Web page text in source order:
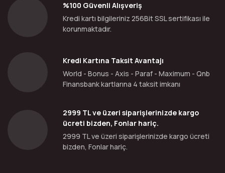
%100 Güvenli Alışveriş
Kredi kartı bilgileriniz 256Bit SSL sertifikası ile
korunmaktadır.
Kredi Kartına Taksit Avantajı
World - Bonus - Axis - Paraf - Maximum - Qnb
Finansbank kartlarına 4 taksit imkanı
2999 TL ve üzeri siparişlerinizde kargo
ücreti bizden, Fonlar hariç.
2999 TL ve üzeri siparişlerinizde kargo ücreti
bizden, Fonlar hariç.